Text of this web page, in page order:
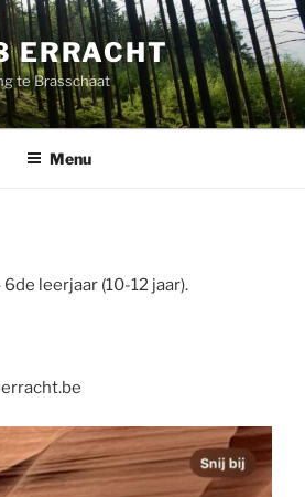
ERRACHT
te Brasschaat
Menu
leerjaar (10-12 jaar).